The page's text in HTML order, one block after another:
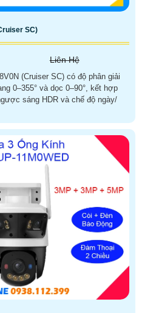
SC)
Liên Hệ
(Cruiser SC) có độ phân giải
0–355° và dọc 0–90°, kết hợp
sáng HDR và chế độ ngày/